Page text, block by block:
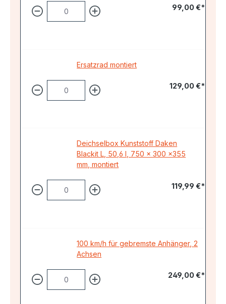
99,00 €*
Ersatzrad montiert
129,00 €*
Deichselbox Kunststoff Daken
Blackit L, 50,6 l, 750 x 300 x355
mm, montiert
119,99 €*
100 km/h für gebremste Anhänger, 2
Achsen
249,00 €*